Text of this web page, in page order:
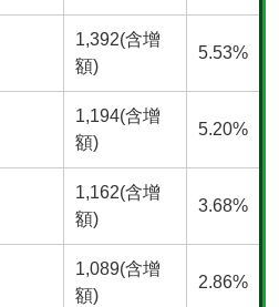
1,392(含增
額)
5.53%
1,194(含增
額)
5.20%
1,162(含增
額)
3.68%
1,089(含增
額)
2.86%